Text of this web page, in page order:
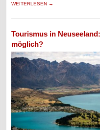
WEITERLESEN →
Tourismus in
möglich?